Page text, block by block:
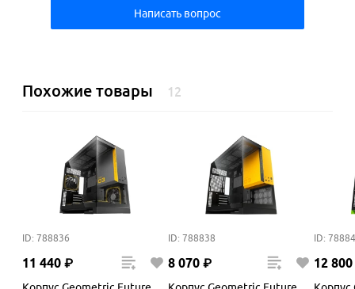
Написать вопрос
Похожие товары 12
ID: 788836
11 440 ₽
ID: 788838
8 070 ₽
ID:
12 800